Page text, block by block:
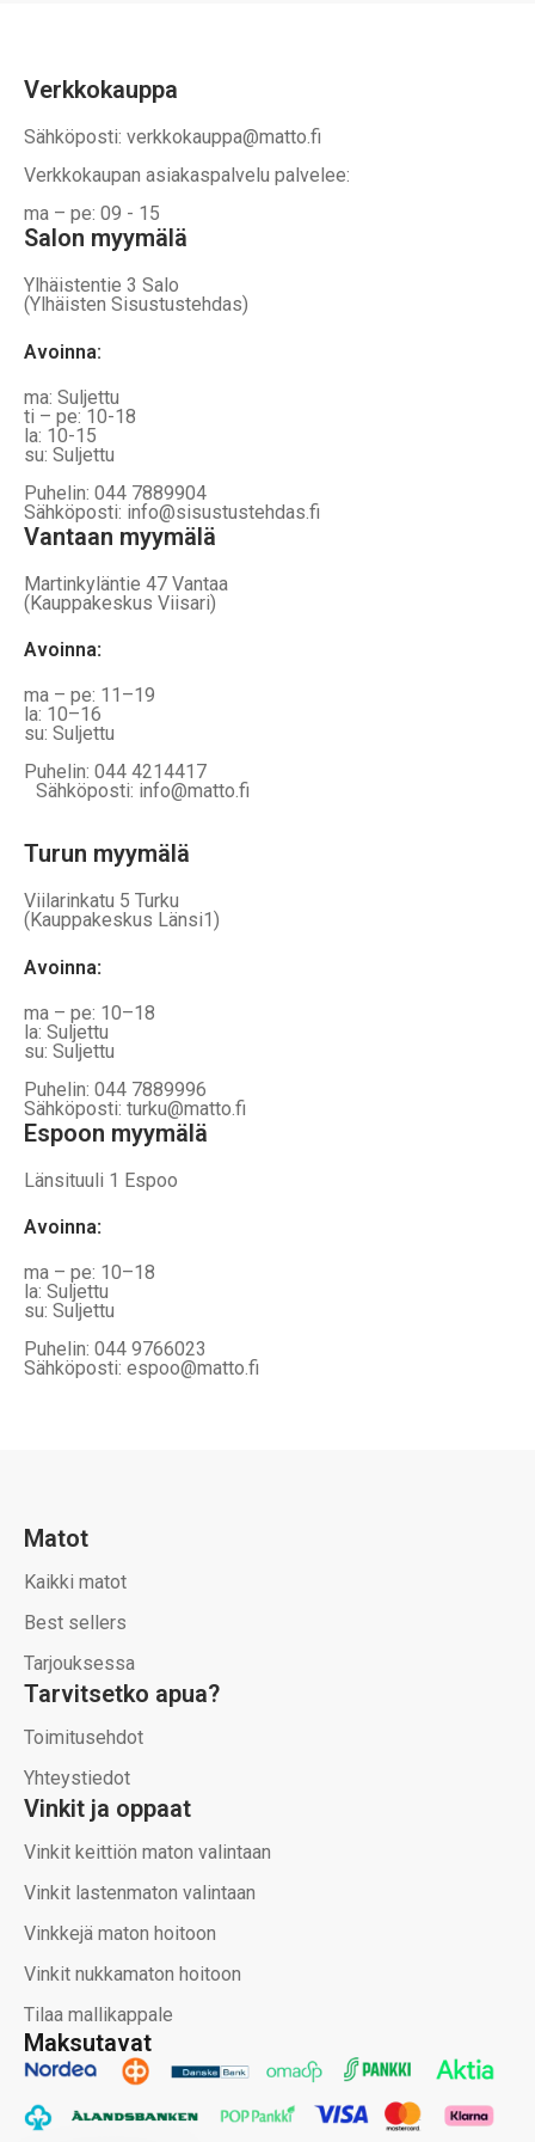
Verkkokauppa
Sähköposti: verkkokauppa@matto.fi
Verkkokaupan asiakaspalvelu palvelee:
ma – pe: 09 - 15
Salon myymälä
Ylhäistentie 3 Salo
(Ylhäisten Sisustustehdas)
Avoinna:
ma: Suljettu
ti – pe: 10-18
la: 10-15
su: Suljettu
Puhelin: 044 7889904
Sähköposti: info@sisustustehdas.fi
Vantaan myymälä
Martinkyläntie 47 Vantaa
(Kauppakeskus Viisari)
Avoinna:
ma – pe: 11–19
la: 10–16
su: Suljettu
Puhelin: 044 4214417
Sähköposti: info@matto.fi
Turun myymälä
Viilarinkatu 5 Turku
(Kauppakeskus Länsi1)
Avoinna:
ma – pe: 10–18
la: Suljettu
su: Suljettu
Puhelin: 044 7889996
Sähköposti: turku@matto.fi
Espoon myymälä
Länsituuli 1 Espoo
Avoinna:
ma – pe: 10–18
la: Suljettu
su: Suljettu
Puhelin: 044 9766023
Sähköposti: espoo@matto.fi
Maksutavat
Matot
Kaikki matot
Best sellers
Tarjouksessa
Tarvitsetko apua?
Toimitusehdot
Yhteystiedot
Vinkit ja oppaat
Vinkit keittiön maton valintaan
Vinkit lastenmaton valintaan
Vinkkejä maton hoitoon
Vinkit nukkamaton hoitoon
Tilaa mallikappale